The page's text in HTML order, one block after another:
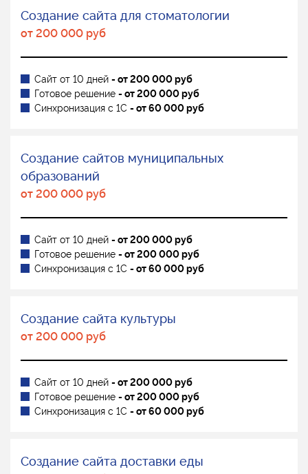
Создание сайта для стоматологии
от 200 000 руб
Сайт от 10 дней - от 200 000 руб
Готовое решение - от 200 000 руб
Синхронизация с 1С - от 60 000 руб
Создание сайтов муниципальных
образований
от 200 000 руб
Сайт от 10 дней - от 200 000 руб
Готовое решение - от 200 000 руб
Синхронизация с 1С - от 60 000 руб
Создание сайта культуры
от 200 000 руб
Сайт от 10 дней - от 200 000 руб
Готовое решение - от 200 000 руб
Синхронизация с 1С - от 60 000 руб
Создание сайта доставки еды